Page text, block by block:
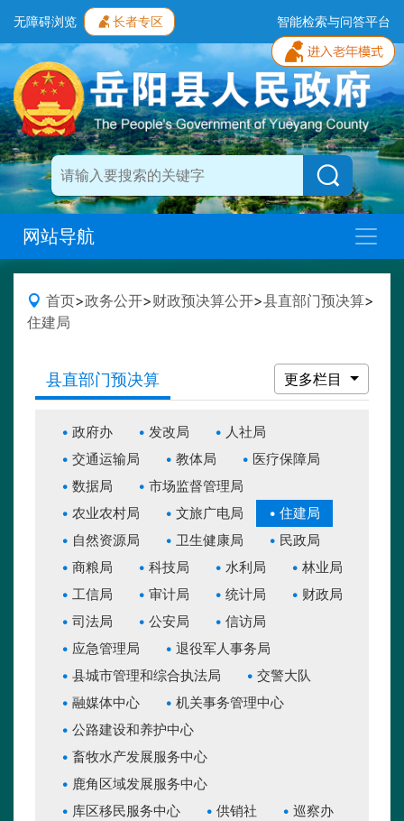
无障碍浏览 长者专区 智能检索与问答平台
网站导航
首页>政务公开>财政预决算公开>县直部门预决算>
住建局
县直部门预决算 更多栏目
政府办 发改局
人社局
交通运输局
教体局
医疗保障局
数据局
市场监督管理局
农业农村局
文旅广电局
住建局
自然资源局
卫生健康局
民政局
商粮局
科技局 水利局
林业局
工信局
审计局 统计局
财政局
司法局
公安局
信访局
应急管理局
退役军人事务局
县城市管理和综合执法局
交警大队
融媒体中心
机关事务管理中心
公路建设和养护中心
畜牧水产发展服务中心
鹿角区域发展服务中心
库区移民服务中心
供销社
巡察办